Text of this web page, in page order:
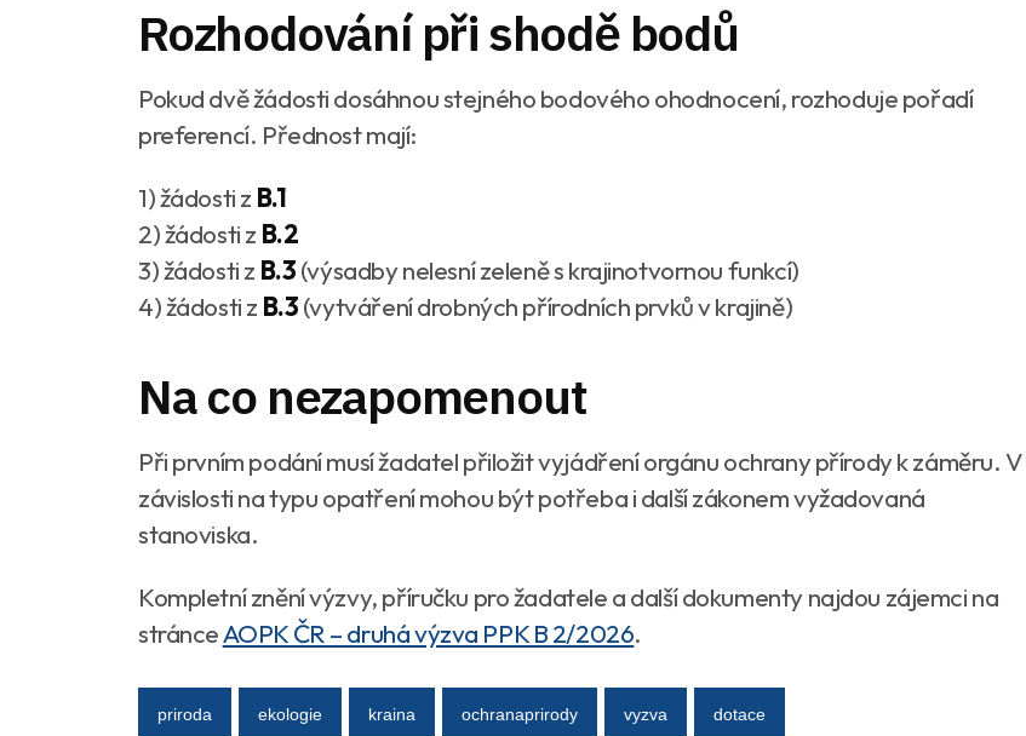
Rozhodování při shodě bodů
Pokud dvě žádosti dosáhnou stejného bodového ohodnocení, rozhoduje pořadí
preferencí. Přednost mají:
1) žádosti z B.1
2) žádosti z B.2
3) žádosti z B.3(výsadby nelesní zeleně s krajinotvornou funkcí)
4) žádosti z B.3(vytváření drobných přírodních prvků v krajině)
Na co nezapomenout
Při prvním podání musí žadatel přiložit vyjádření orgánu ochrany přírody k záměru. V
závislosti na typu opatření mohou být potřeba i další zákonem vyžadovaná
stanoviska.
Kompletní znění výzvy, příručku pro žadatele a další dokumenty najdou zájemci na
stránceAOPK ČR – druhá výzva PPK B 2/2026.
priroda ekologie kraina ochranaprirody vyzva dotace